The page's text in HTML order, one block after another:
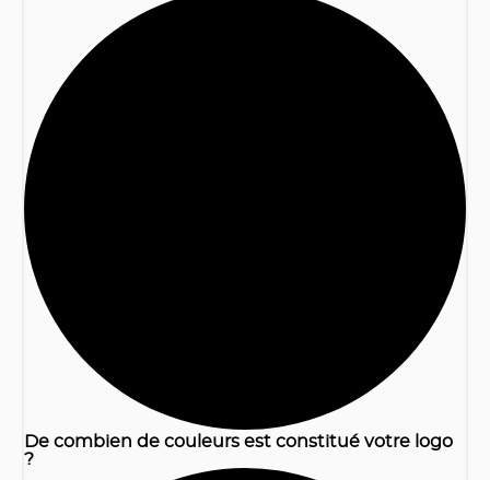
De combien de couleurs est constitué votre logo
?